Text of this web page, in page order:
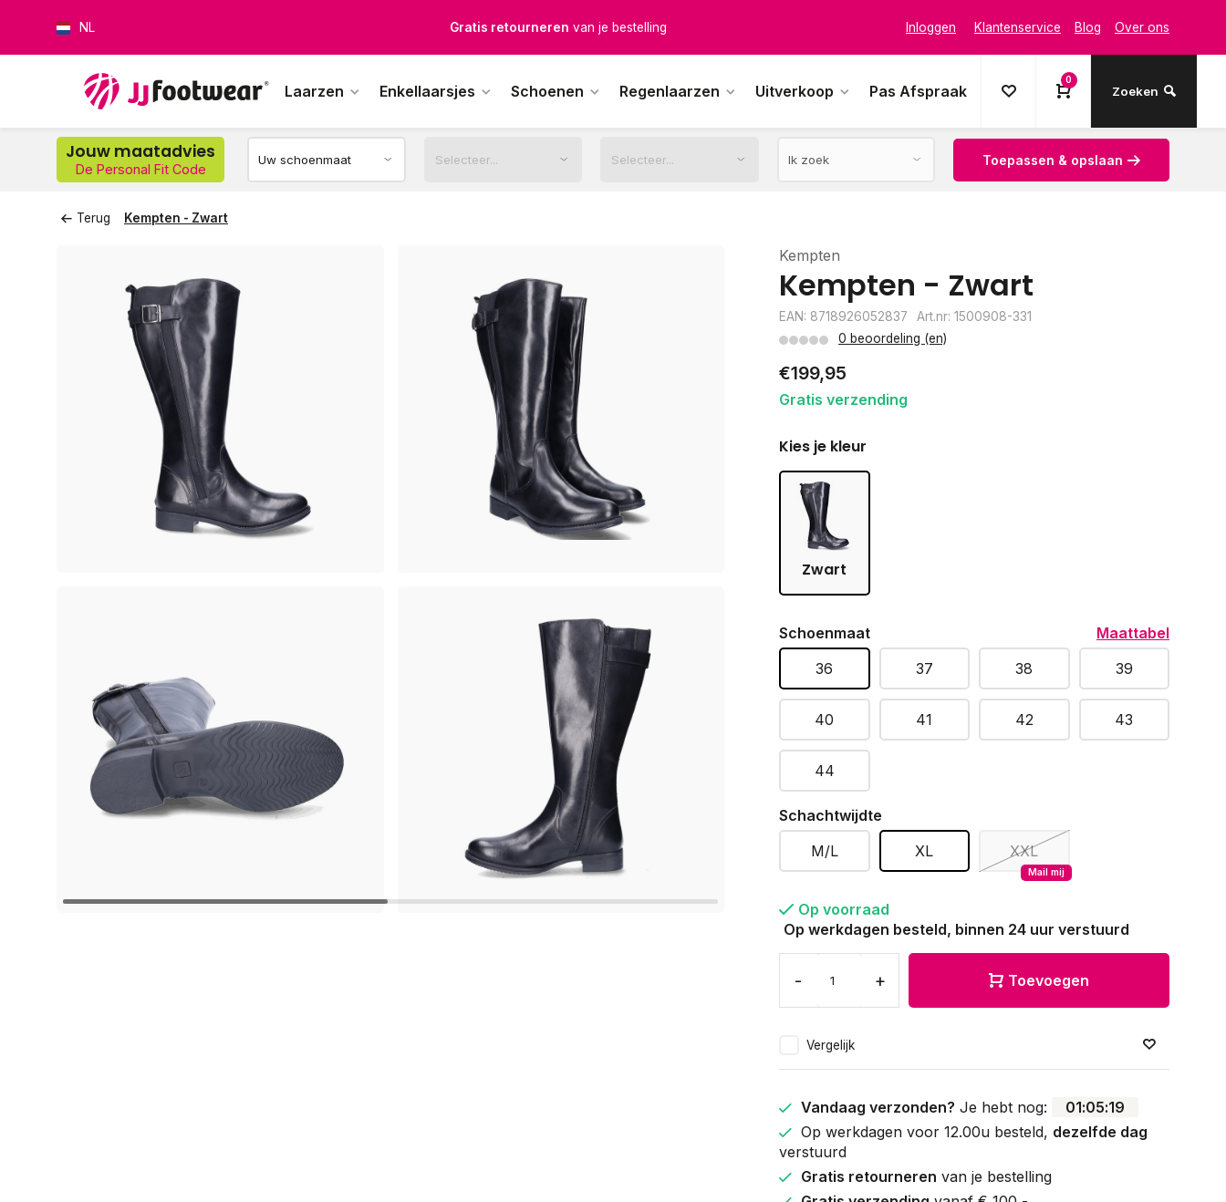
NL Gratis retourneren van je bestelling Inloggen Klantenservice Blog Over ons
Laarzen Enkellaarsjes Schoenen Regenlaarzen Uitverkoop Pas Afspraak
0
Zoeken
Jouw maatadvies
De Personal Fit Code
Toepassen & opslaan
Terug Kempten - Zwart
Kempten
Kempten - Zwart
EAN: 8718926052837
Art.nr: 1500908-331
0 beoordeling (en)
€199,95
Gratis verzending
Kies je kleur
Zwart
Schoenmaat
Maattabel
36
37 38 39
40 41 42 43
44
Schachtwijdte
M/L
XL
Mail mij
XXL
Op voorraad
Op werkdagen besteld, binnen 24 uur verstuurd
- + Toevoegen
Vergelijk
Vandaag verzonden? Je hebt nog: 01:05:19
Op werkdagen voor 12.00u besteld, dezelfde dag
verstuurd
Gratis retourneren van je bestelling